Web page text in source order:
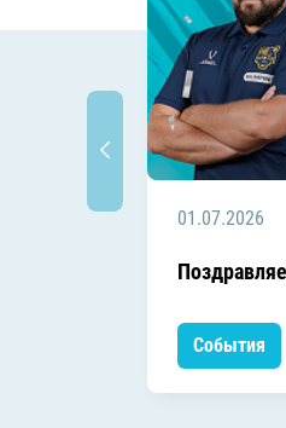
01.07.2026
События